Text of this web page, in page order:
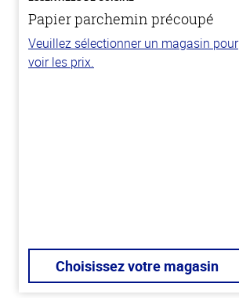
Papier parchemin précoupé
Veuillez sélectionner un magasin pour
voir les prix.
Choisissez votre magasin